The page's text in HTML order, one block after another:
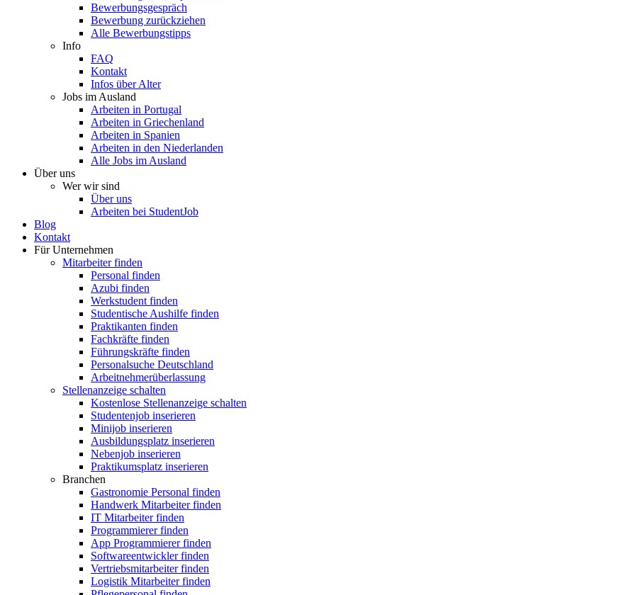
Bewerbungsgespräch
Bewerbung zurückziehen
Alle Bewerbungstipps
Info
FAQ
Kontakt
Infos über Alter
Jobs im Ausland
Arbeiten in Portugal
Arbeiten in Griechenland
Arbeiten in Spanien
Arbeiten in den Niederlanden
Alle Jobs im Ausland
Über uns
Wer wir sind
Über uns
Arbeiten bei StudentJob
Blog
Kontakt
Für Unternehmen
Mitarbeiter finden
Personal finden
Azubi finden
Werkstudent finden
Studentische Aushilfe finden
Praktikanten finden
Fachkräfte finden
Führungskräfte finden
Personalsuche Deutschland
Arbeitnehmerüberlassung
Stellenanzeige schalten
Kostenlose Stellenanzeige schalten
Studentenjob inserieren
Minijob inserieren
Ausbildungsplatz inserieren
Nebenjob inserieren
Praktikumsplatz inserieren
Branchen
Gastronomie Personal finden
Handwerk Mitarbeiter finden
IT Mitarbeiter finden
Programmierer finden
App Programmierer finden
Softwareentwickler finden
Vertriebsmitarbeiter finden
Logistik Mitarbeiter finden